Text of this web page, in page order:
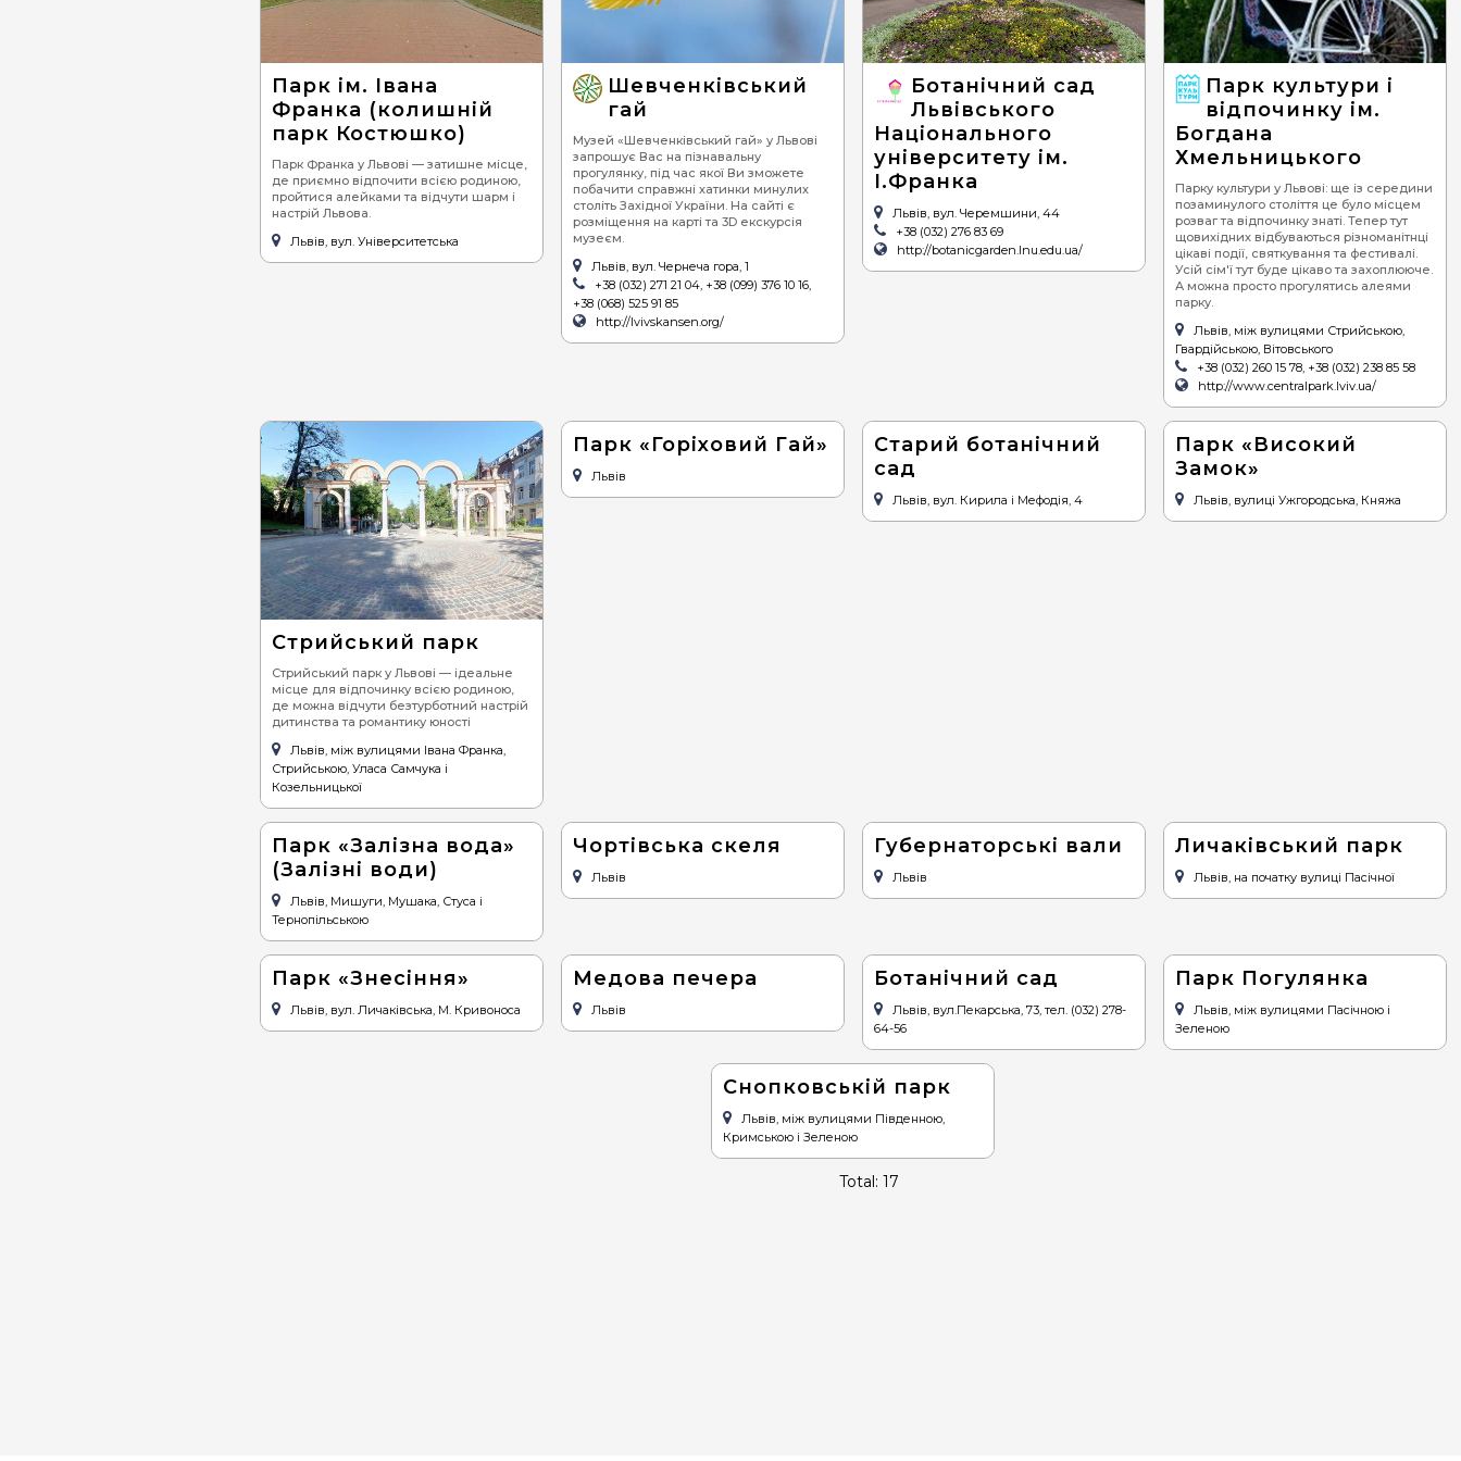
суші
бургери / сендвічі
барбекю (шашлик,
гриль)
стейки
равлики
хінкалі
середземноморська
вегетеріанська
Парк ім. Івана
Франка (колишній
парк Костюшко)
Парк Франка у Львові — затишне місце,
де приємно відпочити всією родиною,
пройтися алейками та відчути шарм і
настрій Львова.
Львів, вул. Університетська
Шевченківський
гай
Музей «Шевченківський гай» у Львові
запрошує Вас на пізнавальну
прогулянку, під час якої Ви зможете
побачити справжні хатинки минулих
століть Західної України. На сайті є
розміщення на карті та 3D екскурсія
музеєм.
Львів, вул. Чернеча гора, 1
+38 (032) 271 21 04, +38 (099) 376 10 16,
+38 (068) 525 91 85
http://lvivskansen.org/
Ботанічний сад
Львівського
Національного
університету ім.
І.Франка
Львів, вул. Черемшини, 44
+38 (032) 276 83 69
http://botanicgarden.lnu.edu.ua/
Парк культури і
відпочинку ім.
Богдана
Хмельницького
Парку культури у Львові: ще із середини
позаминулого століття це було місцем
розваг та відпочинку знаті. Тепер тут
щовихідних відбуваються різноманітнці
цікаві події, святкування та фестивалі.
Усій сім'ї тут буде цікаво та захоплююче.
А можна просто прогулятись алеями
парку.
Львів, між вулицями Стрийською,
Гвардійською, Вітовського
+38 (032) 260 15 78, +38 (032) 238 85 58
http://www.centralpark.lviv.ua/
Стрийський парк
Стрийський парк у Львові — ідеальне
місце для відпочинку всією родиною,
де можна відчути безтурботний настрій
дитинства та романтику юності
Львів, між вулицями Івана Франка,
Стрийською, Уласа Самчука і
Козельницької
Парк «Горіховий Гай»
Львів
Старий ботанічний
сад
Львів, вул. Кирила і Мефодія, 4
Парк «Високий
Замок»
Львів, вулиці Ужгородська, Княжа
Парк «Залізна вода»
(Залізні води)
Львів, Мишуги, Мушака, Стуса і
Тернопільською
Чортівська скеля
Львів
Губернаторські вали
Львів
Личаківський парк
Львів, на початку вулиці Пасічної
Парк «Знесіння»
Львів, вул. Личаківська, М. Кривоноса
Медова печера
Львів
Ботанічний сад
Львів, вул.Пекарська, 73, тел. (032) 278-
64-56
Парк Погулянка
Львів, між вулицями Пасічною і
Зеленою
Снопковській парк
Львів, між вулицями Південною,
Кримською і Зеленою
Total: 17